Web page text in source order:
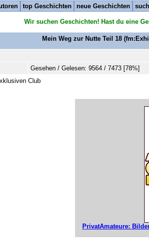
top Geschichten neue Geschichten
Wir suchen Geschichten! Hast du eine
Mein Weg zur Nutte Teil 18
Gesehen / Gelesen: 9564 / 7473 [78%]
Club
PrivatAmateure: